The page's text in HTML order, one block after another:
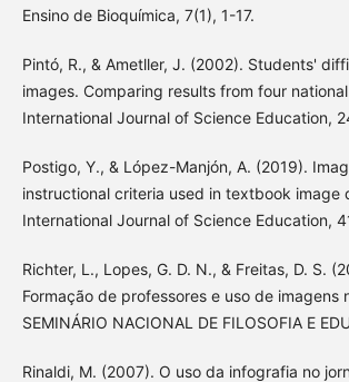
Ensino de Bioquímica, 7(1), 1-17.
Pintó, R., & Ametller, J. (2002). Students'
images. Comparing results from four
International Journal of Science Education,
Postigo, Y., & López-Manjón, A. (2019).
instructional criteria used in textbook image
International Journal of Science Education,
Richter, L., Lopes, G. D. N., & Freitas, D. S.
Formação de professores e uso de imagens
SEMINÁRIO NACIONAL DE FILOSOFIA E
Rinaldi, M. (2007). O uso da infografia no